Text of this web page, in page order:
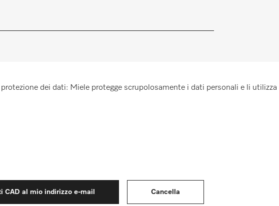
protezione dei dati: Miele protegge scrupolosamente i dati personali e li